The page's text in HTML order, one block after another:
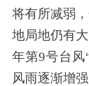
将有所减弱
地局地仍有
年第9号台风
风雨逐渐增